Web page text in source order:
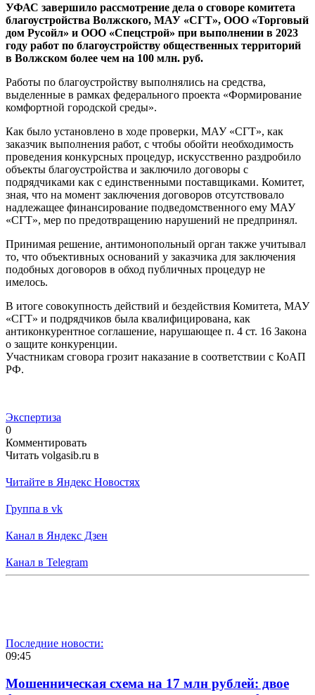
УФАС завершило рассмотрение дела о сговоре комитета
благоустройства Волжского, МАУ «СГТ», ООО «Торговый
дом Русойл» и ООО «Спецстрой» при выполнении в 2023
году работ по благоустройству общественных территорий
в Волжском более чем на 100 млн. руб.
Работы по благоустройству выполнялись на средства,
выделенные в рамках федерального проекта «Формирование
комфортной городской среды».
Как было установлено в ходе проверки, МАУ «СГТ», как
заказчик выполнения работ, с чтобы обойти необходимость
проведения конкурсных процедур, искусственно раздробило
объекты благоустройства и заключило договоры с
подрядчиками как с единственными поставщиками. Комитет,
зная, что на момент заключения договоров отсутствовало
надлежащее финансирование подведомственного ему МАУ
«СГТ», мер по предотвращению нарушений не предпринял.
Принимая решение, антимонопольный орган также учитывал
то, что объективных оснований у заказчика для заключения
подобных договоров в обход публичных процедур не
имелось.
В итоге совокупность действий и бездействия Комитета, МАУ
«СГТ» и подрядчиков была квалифицирована, как
антиконкурентное соглашение, нарушающее п. 4 ст. 16 Закона
о защите конкуренции.
Участникам сговора грозит наказание в соответствии с КоАП
РФ.
Экспертиза
0
Комментировать
Читать volgasib.ru в
Читайте в Яндекс Новостях
Группа в vk
Канал в Яндекс Дзен
Канал в Telegram
Последние новости:
09:45
Мошенническая схема на 17 млн рублей: двое